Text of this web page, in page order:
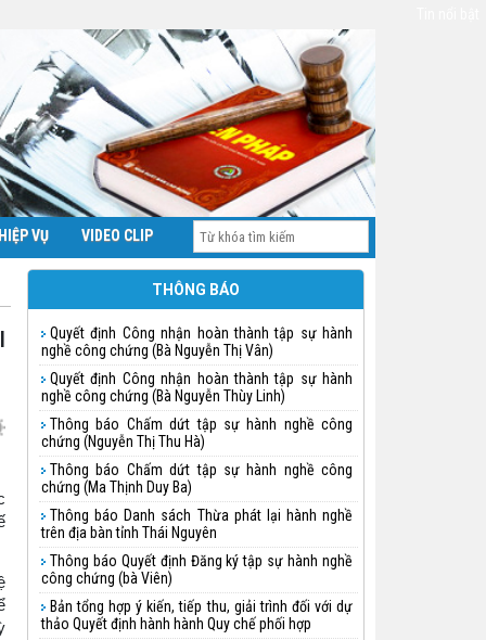
VỤ VIDEO CLIP
THÔNG BÁO
Quyết định Công nhận hoàn thành tập sự hành
nghề công chứng (Bà Nguyễn Thị Vân)
Quyết định Công nhận hoàn thành tập sự hành
nghề công chứng (Bà Nguyễn Thùy Linh)
Thông báo Chấm dứt tập sự hành nghề công
chứng (Nguyễn Thị Thu Hà)
Thông báo Chấm dứt tập sự hành nghề công
chứng (Ma Thịnh Duy Ba)
Thông báo Danh sách Thừa phát lại hành nghề
trên địa bàn tỉnh Thái Nguyên
Thông báo Quyết định Đăng ký tập sự hành nghề
công chứng (bà Viên)
Bản tổng hợp ý kiến, tiếp thu, giải trình đối với dự
thảo Quyết định hành hành Quy chế phối hợp